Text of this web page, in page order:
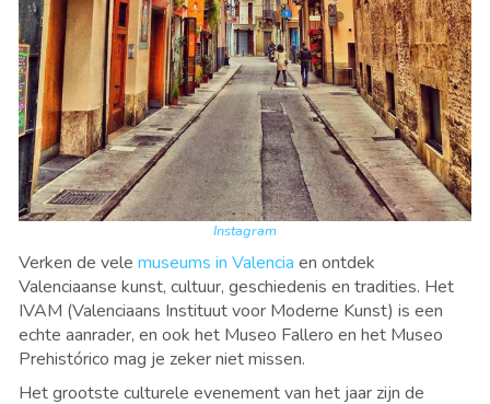
Instagram
Verken de vele museums in Valencia en ontdek
Valenciaanse kunst, cultuur, geschiedenis en tradities. Het
IVAM (Valenciaans Instituut voor Moderne Kunst) is een
echte aanrader, en ook het Museo Fallero en het Museo
Prehistórico mag je zeker niet missen.
Het grootste culturele evenement van het jaar zijn de